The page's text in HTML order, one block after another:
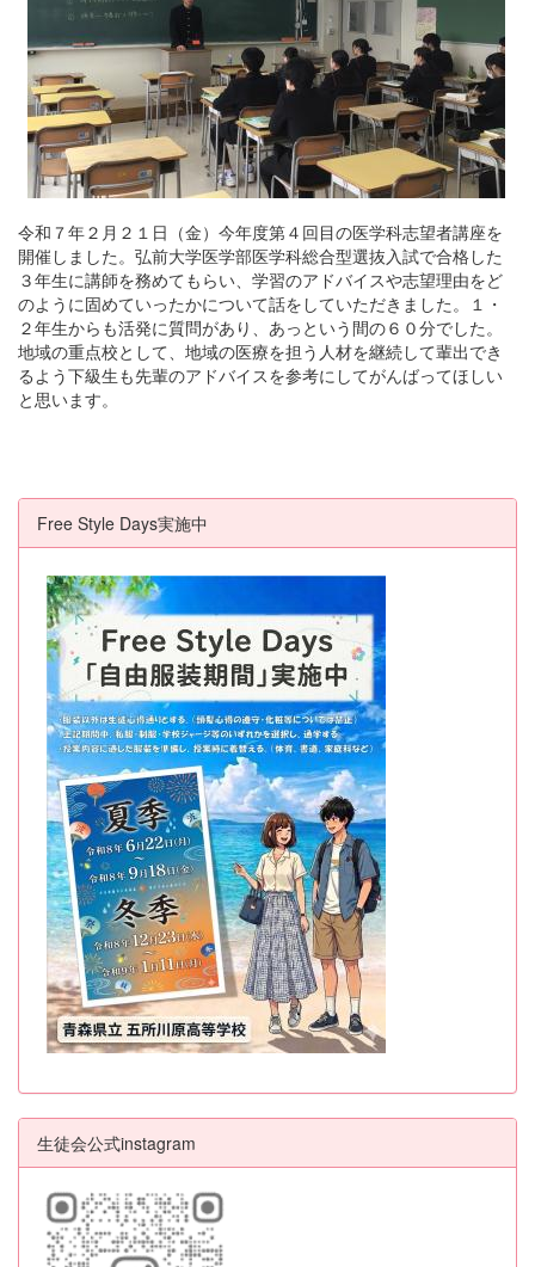
令和７年２月２１日（金）今年度第４回目の医学科志望者講座を
開催しました。弘前大学医学部医学科総合型選抜入試で合格した
３年生に講師を務めてもらい、学習のアドバイスや志望理由をど
のように固めていったかについて話をしていただきました。１・
２年生からも活発に質問があり、あっという間の６０分でした。
地域の重点校として、地域の医療を担う人材を継続して輩出でき
るよう下級生も先輩のアドバイスを参考にしてがんばってほしい
と思います。
Free Style Days実施中
生徒会公式instagram